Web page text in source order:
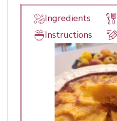
Ingredients
Instructions